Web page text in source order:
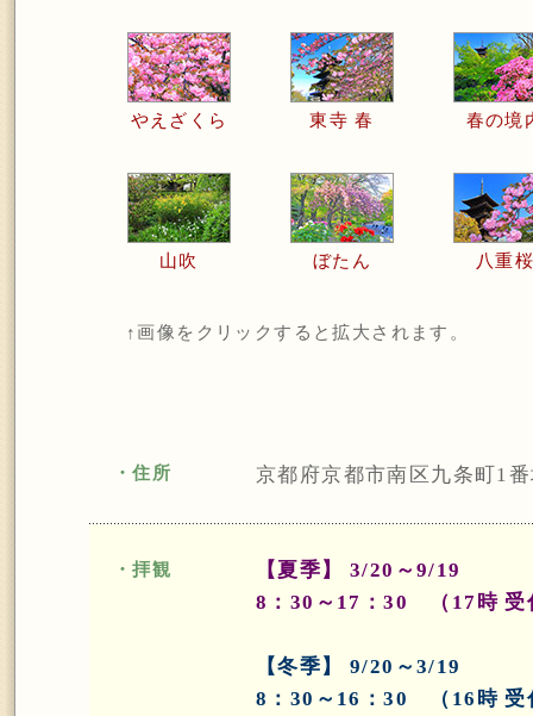
やえざくら 東寺 春 春の境
山吹 ぼたん 八重
↑画像をクリックすると拡大されます。
・住所 京都府京都市南区九条町1
・拝観
【夏季】 3/20～9/19
8：30～17：30 （17時 受
【冬季】 9/20～3/19
8：30～16：30 （16時 受